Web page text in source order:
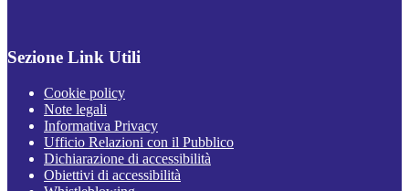
Sezione Link Utili
Cookie policy
Note legali
Informativa Privacy
Ufficio Relazioni con il Pubblico
Dichiarazione di accessibilità
Obiettivi di accessibilità